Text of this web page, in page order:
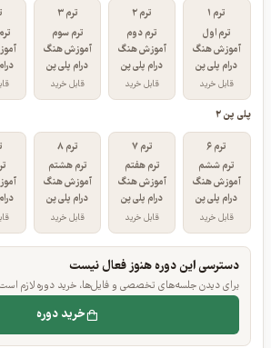
ترم ۱
ترم اول
آموزش هنگ
درام پلی پن
قابل خرید
ترم ۲
ترم دوم
آموزش هنگ
درام پلی پن
ترم ۳
ترم سوم
آموزش هنگ
درام پلی پن
ترم ۶
ترم ششم
آموزش هنگ
قابل خرید
ترم ۷
ترم هفتم
آموزش هنگ
قابل خرید
ترم ۸
ترم هشتم
آموزش هنگ
دسترسی این دوره هنوز فعال نیست
برای دیدن جلسه‌های تخصصی و فایل‌ها، خرید دوره لازم است.